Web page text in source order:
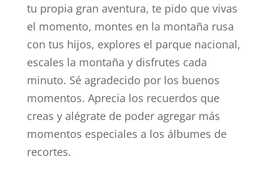
tu propia gran aventura, te pido que vivas
el momento, montes en la montaña rusa
con tus hijos, explores el parque nacional,
escales la montaña y disfrutes cada
minuto. Sé agradecido por los buenos
momentos. Aprecia los recuerdos que
creas y alégrate de poder agregar más
momentos especiales a los álbumes de
recortes.